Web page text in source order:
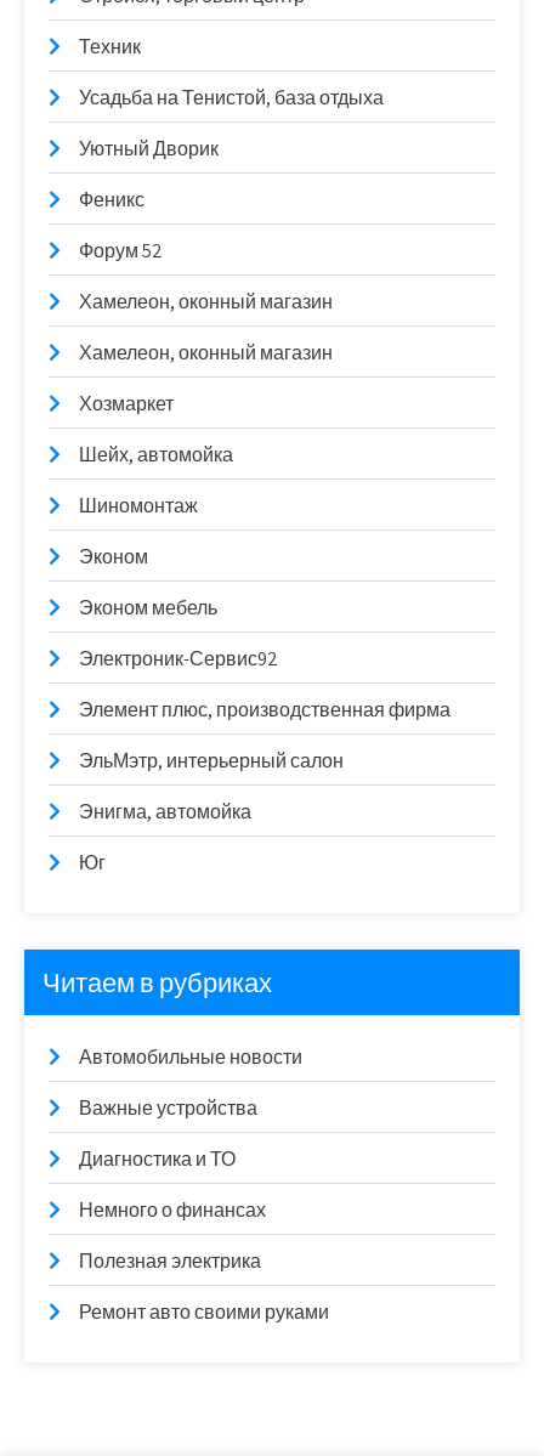
Техник
Усадьба на Тенистой, база отдыха
Уютный Дворик
Феникс
Форум 52
Хамелеон, оконный магазин
Хамелеон, оконный магазин
Хозмаркет
Шейх, автомойка
Шиномонтаж
Эконом
Эконом мебель
Электроник-Сервис92
Элемент плюс, производственная фирма
ЭльМэтр, интерьерный салон
Энигма, автомойка
Юг
Читаем в рубриках
Автомобильные новости
Важные устройства
Диагностика и ТО
Немного о финансах
Полезная электрика
Ремонт авто своими руками